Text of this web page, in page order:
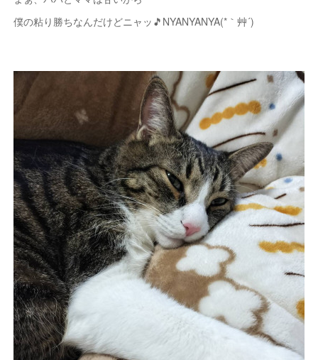
僕の粘り勝ちなんだけどニャッ🎵NYANYANYA(*｀艸´)